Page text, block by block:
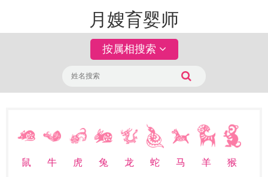
月嫂育婴师
按属相搜索
鼠 牛 虎 兔 龙 蛇 马 羊 猴